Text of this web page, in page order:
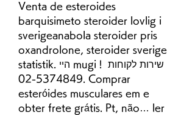
Venta de esteroides
barquisimeto steroider lovlig i
sverigeanabola steroider pris
oxandrolone, steroider sverige
statistik. היי mugi ! שירות לקוחות
02-5374849. Comprar
esteróides musculares em e
obter frete grátis. Pt, não… ler